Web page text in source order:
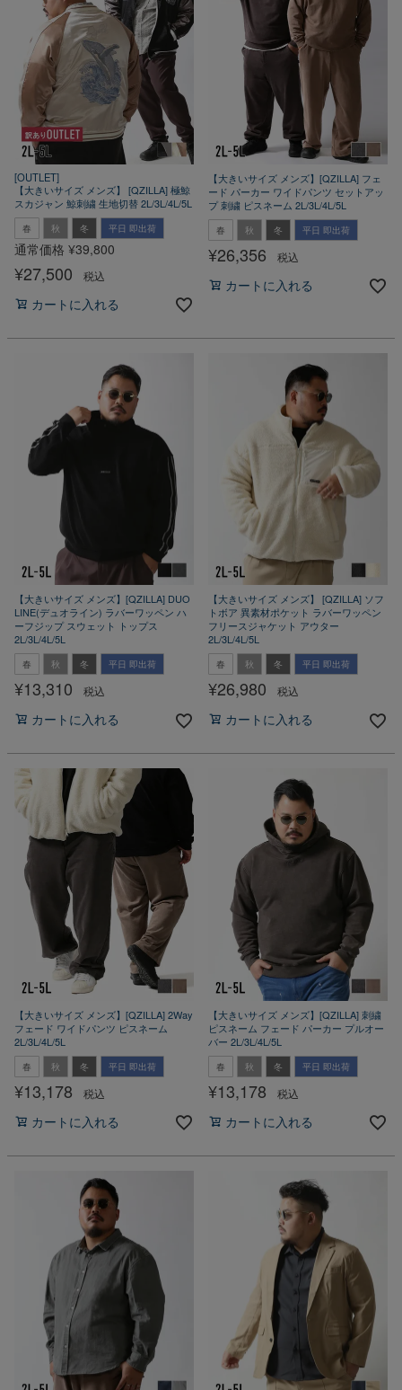
[OUTLET]
【大きいサイズ メンズ】 [QZILLA] 極鯨
スカジャン 鯨刺繍 生地切替 2L/3L/4L/5L
春 秋 冬 平日 即出荷
通常価格 ¥39,800
¥27,500 税込
カートに入れる
【大きいサイズ メンズ】[QZILLA] フェ
ード パーカー ワイドパンツ セットアッ
プ 刺繍 ピスネーム 2L/3L/4L/5L
春 秋 冬 平日 即出荷
¥26,356 税込
カートに入れる
【大きいサイズ メンズ】[QZILLA] DUO
LINE(デュオライン) ラバーワッペン ハ
ーフジップ スウェット トップス
2L/3L/4L/5L
春 秋 冬 平日 即出荷
¥13,310 税込
カートに入れる
【大きいサイズ メンズ】 [QZILLA] ソフ
トボア 異素材ポケット ラバーワッペン
フリースジャケット アウター
2L/3L/4L/5L
春 秋 冬 平日 即出荷
¥26,980 税込
カートに入れる
【大きいサイズ メンズ】[QZILLA] 2Way
フェード ワイドパンツ ピスネーム
2L/3L/4L/5L
春 秋 冬 平日 即出荷
¥13,178 税込
カートに入れる
【大きいサイズ メンズ】[QZILLA] 刺繍
ピスネーム フェード パーカー プルオー
バー 2L/3L/4L/5L
春 秋 冬 平日 即出荷
¥13,178 税込
カートに入れる